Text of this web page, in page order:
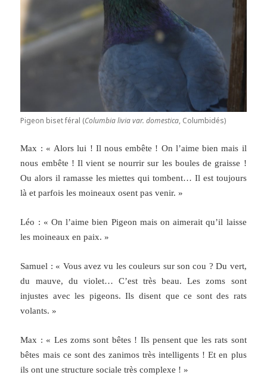
Pigeon biset féral (Columbia livia var. domestica, Columbidés)
Max : « Alors lui ! Il nous embête ! On l’aime bien mais il
nous embête ! Il vient se nourrir sur les boules de graisse !
Ou alors il ramasse les miettes qui tombent… Il est toujours
là et parfois les moineaux osent pas venir. »
Léo : « On l’aime bien Pigeon mais on aimerait qu’il laisse
les moineaux en paix. »
Samuel : « Vous avez vu les couleurs sur son cou ? Du vert,
du mauve, du violet… C’est très beau. Les zoms sont
injustes avec les pigeons. Ils disent que ce sont des rats
volants. »
Max : « Les zoms sont bêtes ! Ils pensent que les rats sont
bêtes mais ce sont des zanimos très intelligents ! Et en plus
ils ont une structure sociale très complexe ! »